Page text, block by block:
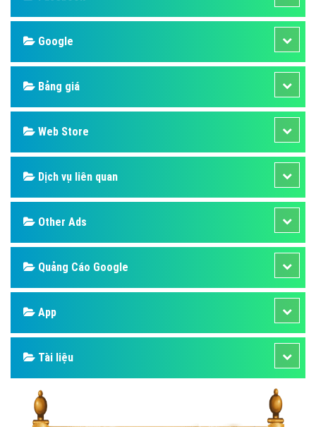
Google
Bảng giá
Web Store
Dịch vụ liên quan
Other Ads
Quảng Cáo Google
App
Tài liệu